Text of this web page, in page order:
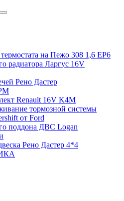
на Пежо 308 1,6 EP6
радиатора Ларгус 16V
Рено Дастер
Renault 16V K4M
тормозной системы
от Ford
поддона ДВС Logan
Рено Дастер 4*4